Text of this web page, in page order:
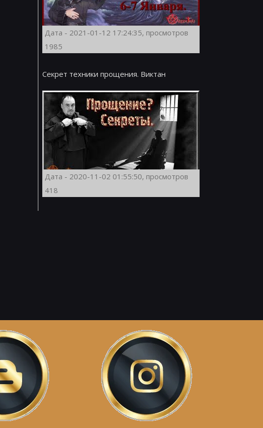
Дата - 2021-01-12 17:24:35, просмотров
1985
Секрет техники прощения. Виктан
Дата - 2020-11-02 01:55:50, просмотров
418